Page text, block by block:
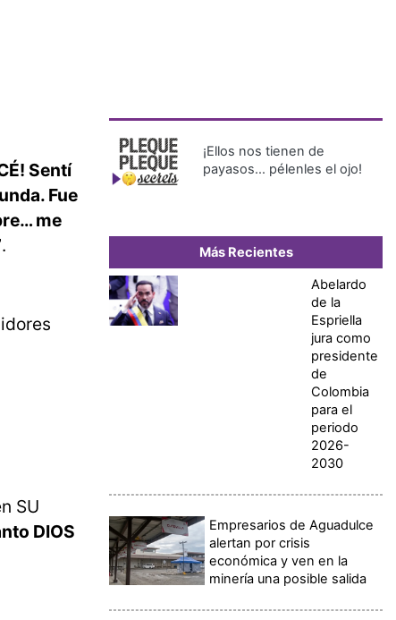
Sentí
Fue
me
.
SU
DIOS
¡Ellos nos tienen de
payasos… pélenles el ojo!
Más Recientes
Abelardo
de la
Espriella
jura como
presidente
de
Colombia
para el
periodo
2026-
2030
Empresarios de Aguadulce
alertan por crisis
económica y ven en la
minería una posible salida